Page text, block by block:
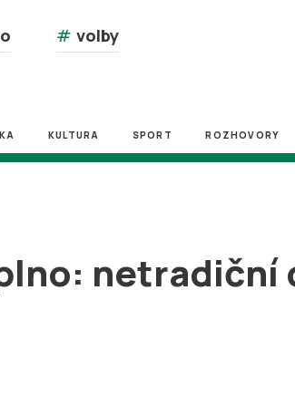
# volby
KULTURA SPORT ROZHOVORY